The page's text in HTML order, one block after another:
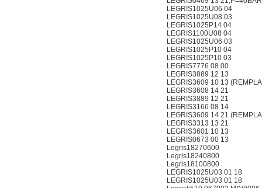
LEGRIS1025U06 04
LEGRIS1025U08 03
LEGRIS1025P14 04
LEGRIS1100U08 04
LEGRIS1025U06 03
LEGRIS1025P10 04
LEGRIS1025P10 03
LEGRIS7776 08 00
LEGRIS3889 12 13
LEGRIS3609 10 13
LEGRIS3608 14 21
LEGRIS3889 12 21
LEGRIS3166 08 14
LEGRIS3609 14 21
LEGRIS3313 13 21
LEGRIS3601 10 13
LEGRIS0673 00 13
Legris18270600
Legris18240800
Legris18100800
LEGRIS1025U03 01 18
LEGRIS1025U03 01 18